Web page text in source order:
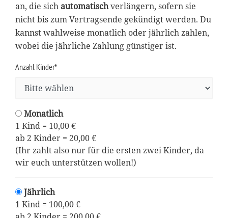
an, die sichautomatischverlängern, sofern sie
nicht bis zum Vertragsende gekündigt werden. Du
kannst wahlweise monatlich oder jährlich zahlen,
wobei die jährliche Zahlung günstiger ist.
Anzahl Kinder*
Monatlich
1 Kind = 10,00 €
ab 2 Kinder = 20,00 €
(Ihr zahlt also nur für die ersten zwei Kinder, da
wir euch unterstützen wollen!)
Jährlich
1 Kind = 100,00 €